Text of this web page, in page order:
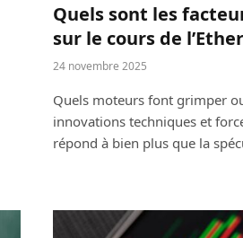
Quels sont les
sur le cours de
24 novembre 2025
Quels moteurs font grimper
innovations techniques et
répond à bien plus que la